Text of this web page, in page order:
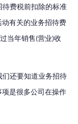
费税前扣除的标准
有关的业务招待费
当年销售(营业)收
们还要知道业务招待
是很多公司在操作